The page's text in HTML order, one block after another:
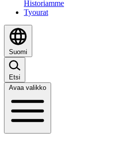
Historiamme
Tyourat
Suomi
Etsi
Avaa valikko